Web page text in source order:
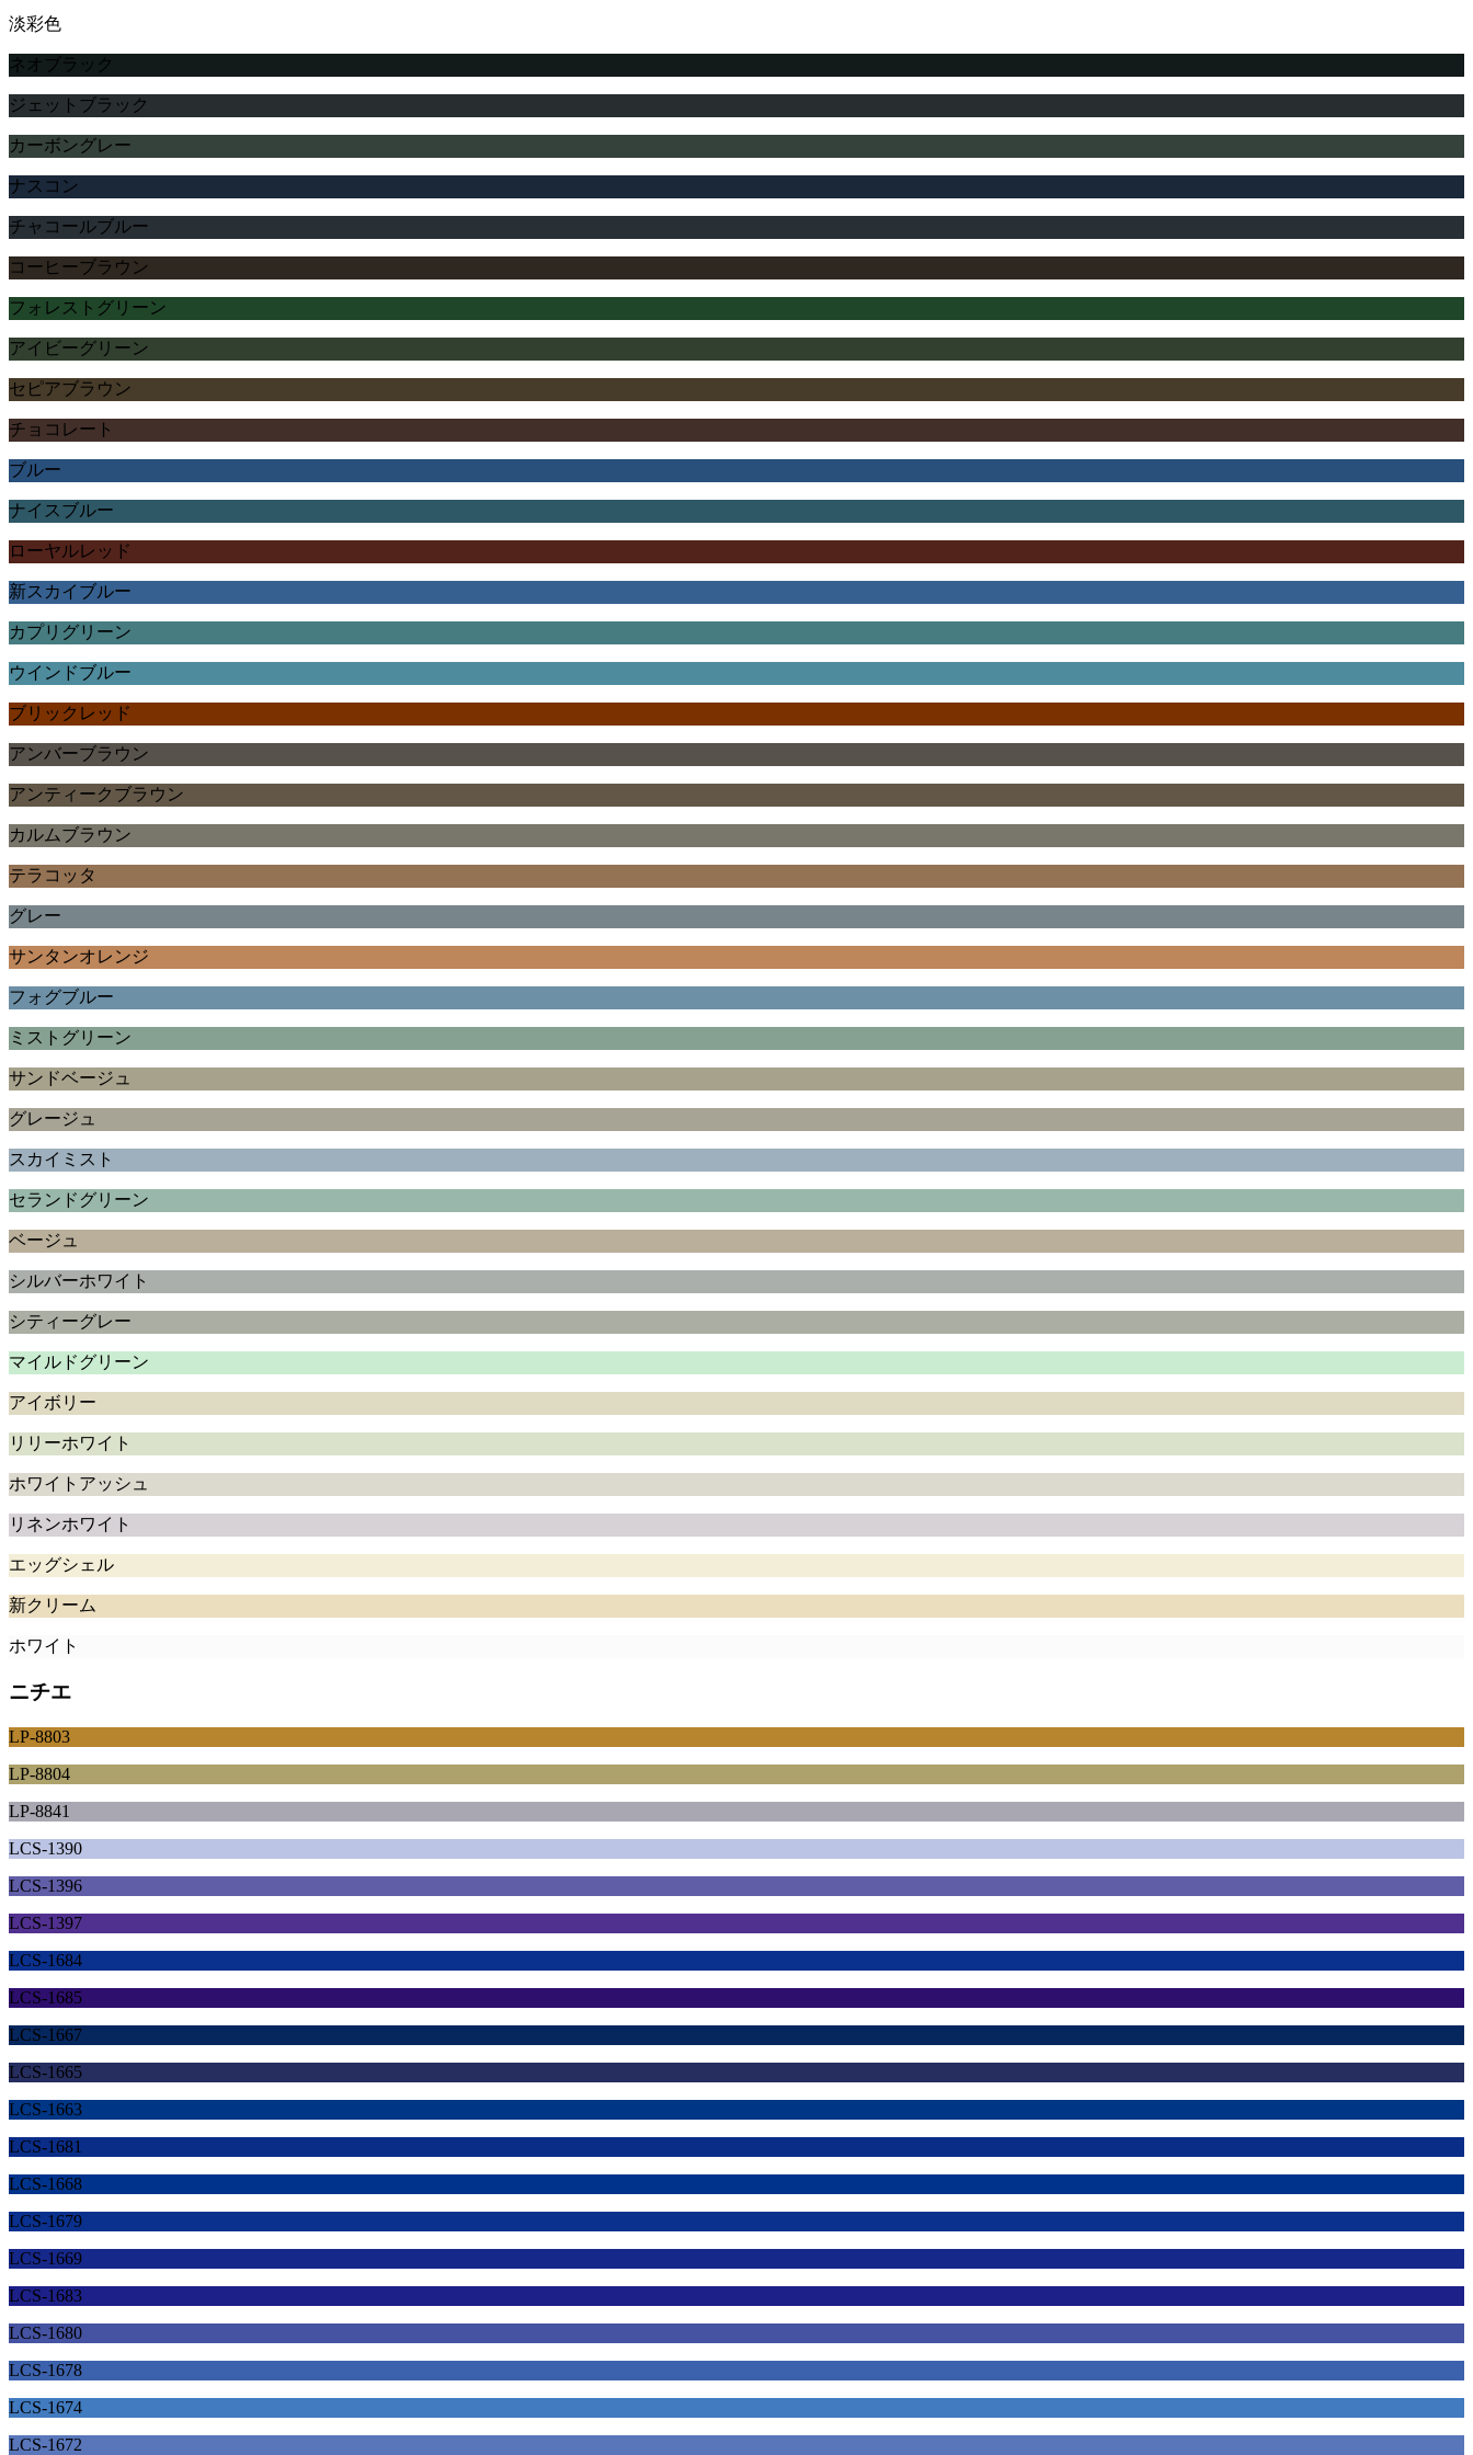
淡彩色
ネオブラック
ジェットブラック
カーボングレー
ナスコン
チャコールブルー
コーヒーブラウン
フォレストグリーン
アイビーグリーン
セピアブラウン
チョコレート
ブルー
ナイスブルー
ローヤルレッド
新スカイブルー
カプリグリーン
ウインドブルー
ブリックレッド
アンバーブラウン
アンティークブラウン
カルムブラウン
テラコッタ
グレー
サンタンオレンジ
フォグブルー
ミストグリーン
サンドベージュ
グレージュ
スカイミスト
セランドグリーン
ベージュ
シルバーホワイト
シティーグレー
マイルドグリーン
アイボリー
リリーホワイト
ホワイトアッシュ
リネンホワイト
エッグシェル
新クリーム
ホワイト
ニチエ
LP-8803
LP-8804
LP-8841
LCS-1390
LCS-1396
LCS-1397
LCS-1684
LCS-1685
LCS-1667
LCS-1665
LCS-1663
LCS-1681
LCS-1668
LCS-1679
LCS-1669
LCS-1683
LCS-1680
LCS-1678
LCS-1674
LCS-1672